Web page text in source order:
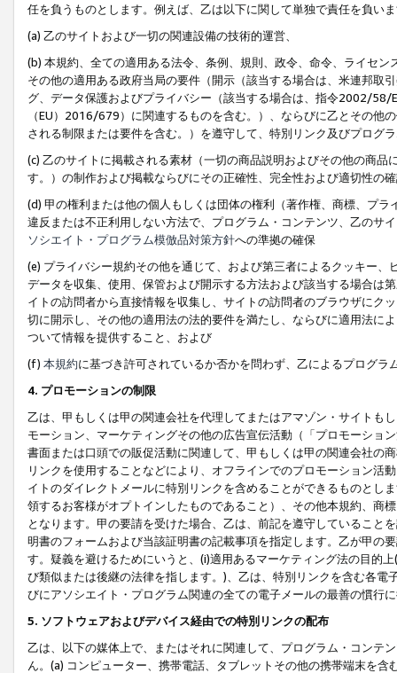
任を負うものとします。例えば、乙は以下に関して単独で責任を負い
(a) 乙のサイトおよび一切の関連設備の技術的運営、
(b) 本規約、全ての適用ある法令、条例、規則、政令、命令、ライセ
その他の適用ある政府当局の要件（開示（該当する場合は、米連邦取
グ、データ保護およびプライバシー（該当する場合は、指令2002/58/
（EU）2016/679）に関連するものを含む。）、ならびに乙とその他
される制限または要件を含む。）を遵守して、特別リンク及びプログ
(c) 乙のサイトに掲載される素材（一切の商品説明およびその他の商
す。）の制作および掲載ならびにその正確性、完全性および適切性の
(d) 甲の権利または他の個人もしくは団体の権利（著作権、商標、プ
違反または不正利用しない方法で、プログラム・コンテンツ、乙のサ
ソシエイト・プログラム模倣品対策方針への準拠の確保
(e) プライバシー規約その他を通じて、および第三者によるクッキー
データを収集、使用、保管および開示する方法および該当する場合は
イトの訪問者から直接情報を収集し、サイトの訪問者のブラウザにク
切に開示し、その他の適用法の法的要件を満たし、ならびに適用法に
ついて情報を提供すること、および
(f) 本規約に基づき許可されているか否かを問わず、乙によるプログ
4. プロモーションの制限
乙は、甲もしくは甲の関連会社を代理してまたはアマゾン・サイトも
モーション、マーケティングその他の広告宣伝活動（「プロモーショ
書面または口頭での販促活動に関連して、甲もしくは甲の関連会社の
リンクを使用することなどにより、オフラインでのプロモーション活
イトのダイレクトメールに特別リンクを含めることができるものとし
領するお客様がオプトインしたものであること）、その他本規約、商
となります。甲の要請を受けた場合、乙は、前記を遵守していること
明書のフォームおよび当該証明書の記載事項を指定します。乙が甲の
す。疑義を避けるためにいうと、(i)適用あるマーケティング法の目的
び類似または後継の法律を指します。)、乙は、特別リンクを含む各
びにアソシエイト・プログラム関連の全ての電子メールの最善の慣行
5. ソフトウェアおよびデバイス経由での特別リンクの配布
乙は、以下の媒体上で、またはそれに関連して、プログラム・コンテ
ん。(a) コンピューター、携帯電話、タブレットその他の携帯端末を